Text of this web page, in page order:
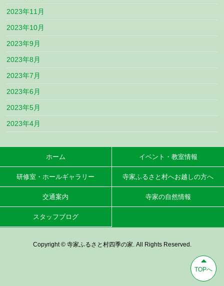
2023年11月
2023年10月
2023年9月
2023年8月
2023年7月
2023年6月
2023年5月
2023年4月
TOPへ
ホーム イベント・教室情報
研修室・ホールギャラリー 寺家ふるさと村へお越しの方へ
交通案内 寺家の自然情報
スタッフブログ
Copyright © 寺家ふるさと村四季の家. All Rights Reserved.